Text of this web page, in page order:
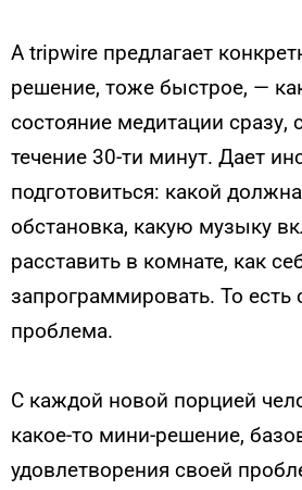
А tripwire предлагает
решение, тоже быстрое, —
состояние медитации сразу,
течение 30-ти минут. Дает
подготовиться: какой
обстановка, какую музыку
расставить в комнате, как
запрограммировать. То есть
проблема.
С каждой новой порцией
какое-то мини-решение,
удовлетворения своей